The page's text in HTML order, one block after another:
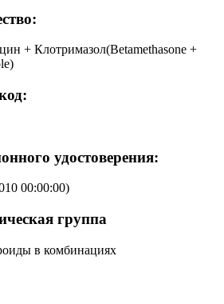
+ Клотримазол(Betamethasone +
удостоверения:
00:00:00)
группа
в комбинациях